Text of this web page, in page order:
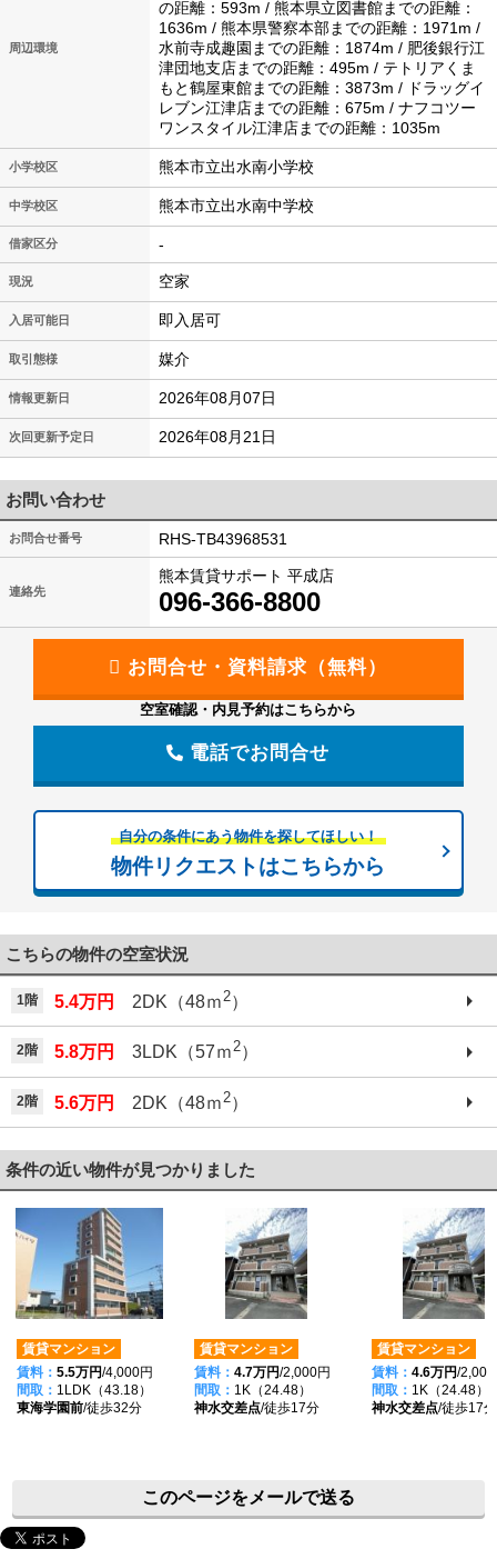
周辺環境
の距離：593m / 熊本県立図書館までの距離：
1636m / 熊本県警察本部までの距離：1971m /
水前寺成趣園までの距離：1874m / 肥後銀行江
津団地支店までの距離：495m / テトリアくま
もと鶴屋東館までの距離：3873m / ドラッグイ
レブン江津店までの距離：675m / ナフコツー
ワンスタイル江津店までの距離：1035m
小学校区 熊本市立出水南小学校
中学校区 熊本市立出水南中学校
借家区分 -
現況 空家
入居可能日 即入居可
取引態様 媒介
情報更新日 2026年08月07日
次回更新予定日 2026年08月21日
お問い合わせ
お問合せ番号 RHS-TB43968531
連絡先
熊本賃貸サポート 平成店
096-366-8800
空室確認・内見予約はこちらから
電話でお問合せ
自分の条件にあう物件を探してほしい！
物件リクエストはこちらから
こちらの物件の空室状況
1階 5.4万円 2DK（48ｍ2）
2階 5.8万円 3LDK（57ｍ2）
2階 5.6万円 2DK（48ｍ 2）
条件の近い物件が見つかりました
賃貸マンション
賃料： 5.5万円/4,000円
間取： 1LDK（43.18）
東海学園前/徒歩32分
賃貸マンション
賃料： 4.7万円/2,000円
間取： 1K（24.48）
神水交差点/徒歩17分
賃貸マンション
賃料： 4.6万円/2,000
間取： 1K（24.48）
神水交差点/徒歩17分
このページをメールで送る